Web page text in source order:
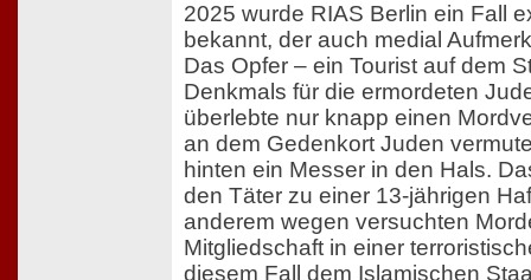
2025 wurde RIAS Berlin ein Fall
bekannt, der auch medial
Das Opfer – ein Tourist auf dem
Denkmals für die ermordeten
überlebte nur knapp einen
an dem Gedenkort Juden
hinten ein Messer in den Hals.
den Täter zu einer 13-jährigen
anderem wegen versuchten
Mitgliedschaft in einer
diesem Fall dem Islamischen